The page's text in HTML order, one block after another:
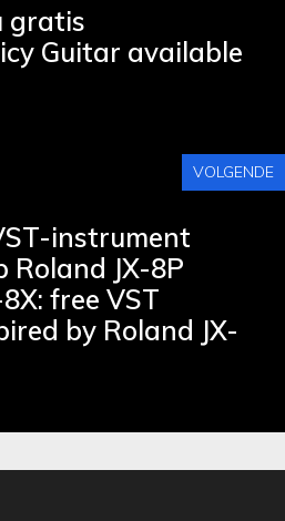
gratis
Guitar available
VOLGENDE
instrument
Roland JX-8P
free VST
by Roland JX-